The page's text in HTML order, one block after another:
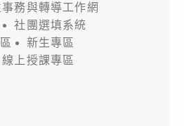
事務與轉導工作網
社團選填系統
新生專區
線上授課專區